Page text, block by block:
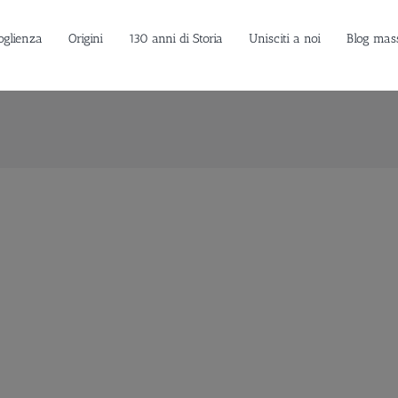
Origini 130 anni di Storia Unisciti a noi Blog